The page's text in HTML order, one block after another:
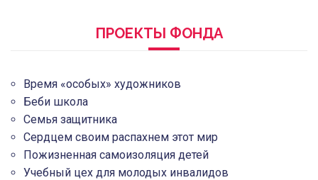
ПРОЕКТЫ ФОНДА
Время «особых» художников
Беби школа
Семья защитника
Сердцем своим распахнем этот мир
Пожизненная самоизоляция детей
Учебный цех для молодых инвалидов